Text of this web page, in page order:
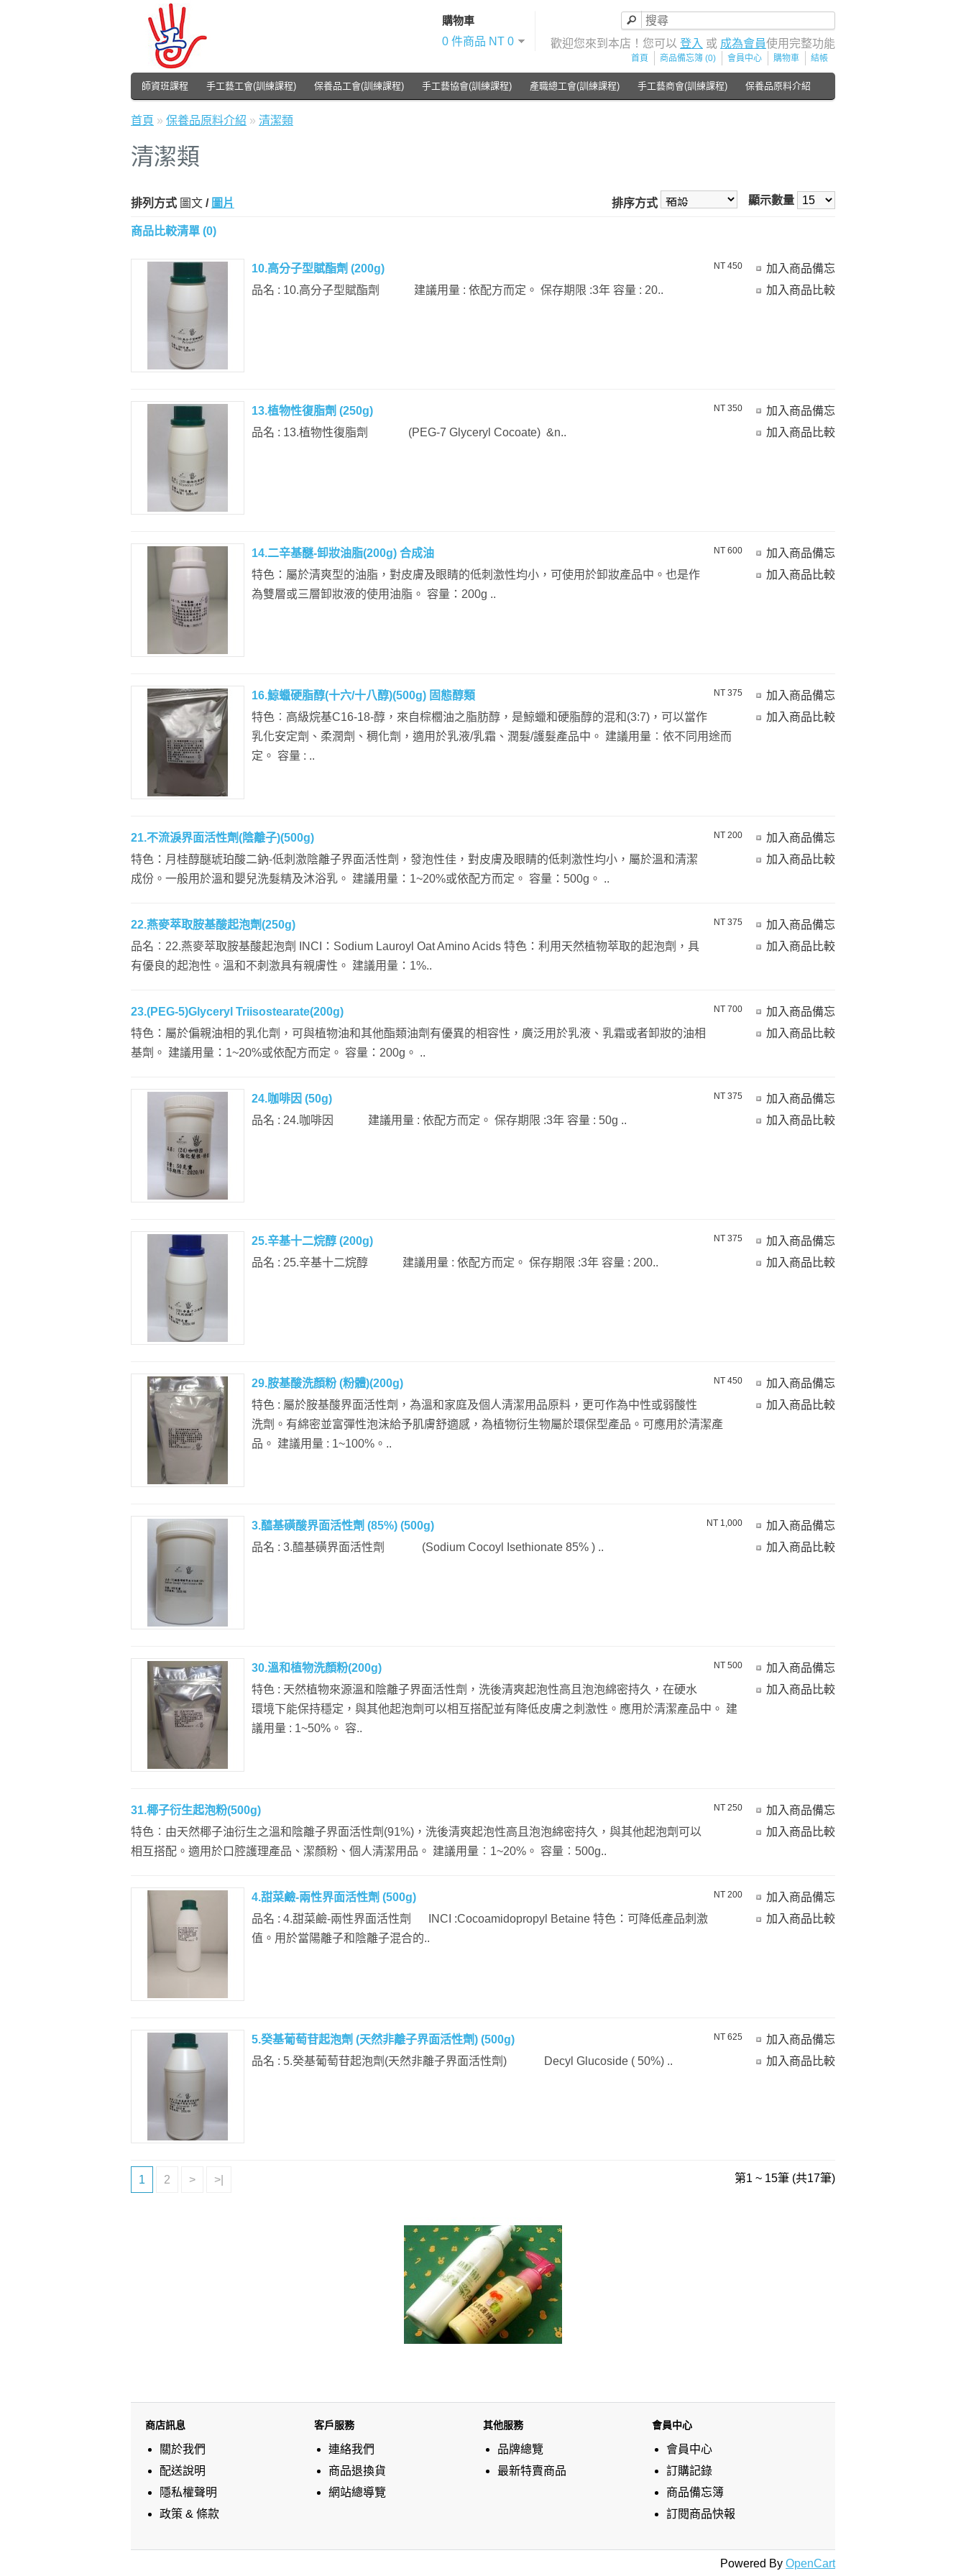
購物車
0 件商品 NT 0
歡迎您來到本店！您可以 登入 或 成為會員使用完整功能
首頁 商品備忘簿 (0) 會員中心 購物車 結帳
師資班課程 手工藝工會(訓練課程) 保養品工會(訓練課程) 手工藝協會(訓練課程) 產職總工會(訓練課程) 手工藝商會(訓練課程) 保養品原料介紹
首頁 » 保養品原料介紹 » 清潔類
清潔類
排列方式 圖文 / 圖片 顯示數量
排序方式
商品比較清單 (0)
加入商品備忘
加入商品比較
NT 450
10.高分子型賦酯劑 (200g)
品名 : 10.高分子型賦酯劑 建議用量 : 依配方而定。 保存期限 :3年 容量 : 20..
加入商品備忘
加入商品比較
NT 350
13.植物性復脂劑 (250g)
品名 : 13.植物性復脂劑 (PEG-7 Glyceryl Cocoate) &n..
加入商品備忘
加入商品比較
NT 600
14.二辛基醚-卸妝油脂(200g) 合成油
特色：屬於清爽型的油脂，對皮膚及眼睛的低刺激性均小，可使用於卸妝產品中。也是作
為雙層或三層卸妝液的使用油脂。 容量：200g ..
加入商品備忘
加入商品比較
NT 375
16.鯨蠟硬脂醇(十六/十八醇)(500g) 固態醇類
特色︰高級烷基C16-18-醇，來自棕櫚油之脂肪醇，是鯨蠟和硬脂醇的混和(3:7)，可以當作
乳化安定劑、柔潤劑、稠化劑，適用於乳液/乳霜、潤髮/護髮產品中。 建議用量︰依不同用途而
定。 容量 : ..
加入商品備忘
加入商品比較
NT 200
21.不流淚界面活性劑(陰離子)(500g)
特色：月桂醇醚琥珀酸二鈉-低刺激陰離子界面活性劑，發泡性佳，對皮膚及眼睛的低刺激性均小，屬於溫和清潔
成份。一般用於溫和嬰兒洗髮精及沐浴乳。 建議用量：1~20%或依配方而定。 容量：500g。 ..
加入商品備忘
加入商品比較
NT 375
22.燕麥萃取胺基酸起泡劑(250g)
品名︰22.燕麥萃取胺基酸起泡劑 INCI：Sodium Lauroyl Oat Amino Acids 特色：利用天然植物萃取的起泡劑，具
有優良的起泡性。溫和不刺激具有親膚性。 建議用量：1%..
加入商品備忘
加入商品比較
NT 700
23.(PEG-5)Glyceryl Triisostearate(200g)
特色：屬於偏親油相的乳化劑，可與植物油和其他酯類油劑有優異的相容性，廣泛用於乳液、乳霜或者卸妝的油相
基劑。 建議用量：1~20%或依配方而定。 容量：200g。 ..
加入商品備忘
加入商品比較
NT 375
24.咖啡因 (50g)
品名 : 24.咖啡因 建議用量 : 依配方而定。 保存期限 :3年 容量 : 50g ..
加入商品備忘
加入商品比較
NT 375
25.辛基十二烷醇 (200g)
品名 : 25.辛基十二烷醇 建議用量 : 依配方而定。 保存期限 :3年 容量 : 200..
加入商品備忘
加入商品比較
NT 450
29.胺基酸洗顏粉 (粉體)(200g)
特色 : 屬於胺基酸界面活性劑，為溫和家庭及個人清潔用品原料，更可作為中性或弱酸性
洗劑。有綿密並富彈性泡沫給予肌膚舒適感，為植物衍生物屬於環保型產品。可應用於清潔產
品。 建議用量 : 1~100%。..
加入商品備忘
加入商品比較
NT 1,000
3.醯基磺酸界面活性劑 (85%) (500g)
品名 : 3.醯基磺界面活性劑 (Sodium Cocoyl Isethionate 85% ) ..
加入商品備忘
加入商品比較
NT 500
30.溫和植物洗顏粉(200g)
特色 : 天然植物來源溫和陰離子界面活性劑，洗後清爽起泡性高且泡泡綿密持久，在硬水
環境下能保持穩定，與其他起泡劑可以相互搭配並有降低皮膚之刺激性。應用於清潔產品中。 建
議用量 : 1~50%。 容..
加入商品備忘
加入商品比較
NT 250
31.椰子衍生起泡粉(500g)
特色︰由天然椰子油衍生之溫和陰離子界面活性劑(91%)，洗後清爽起泡性高且泡泡綿密持久，與其他起泡劑可以
相互搭配。適用於口腔護理產品、潔顏粉、個人清潔用品。 建議用量︰1~20%。 容量︰500g..
加入商品備忘
加入商品比較
NT 200
4.甜菜鹼-兩性界面活性劑 (500g)
品名 : 4.甜菜鹼-兩性界面活性劑 INCI :Cocoamidopropyl Betaine 特色：可降低產品刺激
值。用於當陽離子和陰離子混合的..
加入商品備忘
加入商品比較
NT 625
5.癸基葡萄苷起泡劑 (天然非離子界面活性劑) (500g)
品名 : 5.癸基葡萄苷起泡劑(天然非離子界面活性劑) Decyl Glucoside ( 50%) ..
1 2 > >| 第1 ~ 15筆 (共17筆)
商店訊息
關於我們
配送說明
隱私權聲明
政策 & 條款
客戶服務
連絡我們
商品退換貨
網站總導覽
其他服務
品牌總覽
最新特賣商品
會員中心
會員中心
訂購記錄
商品備忘簿
訂閱商品快報
Powered By OpenCart